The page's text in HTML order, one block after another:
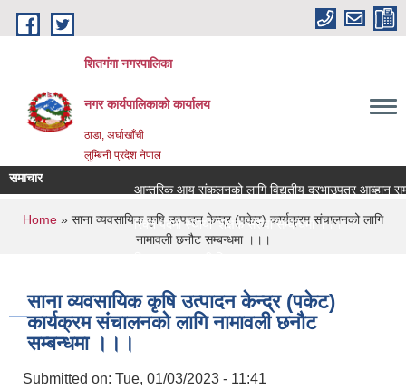
Skip to main content
शितगंगा नगरपालिका
नगर कार्यपालिकाकाे कार्यालय
ठाडा, अर्घाखाँची
लुम्बिनी प्रदेश नेपाल
समाचार
आन्तरिक आय संकलनको लागि विद्युतीय दरभाउपत्र आब्हान
रिक्त पदमा स्थायी शिक्षक सरुवा सम्बन्धमा ।।।
You are here
Home » साना व्यवसायिक कृषि उत्पादन केन्द्र (पकेट) कार्यक्रम संचालनको लागि
नामावली छनौट सम्बन्धमा ।।।
साना व्यवसायिक कृषि उत्पादन केन्द्र (पकेट)
कार्यक्रम संचालनको लागि नामावली छनौट
सम्बन्धमा ।।।
Submitted on: Tue, 01/03/2023 - 11:41